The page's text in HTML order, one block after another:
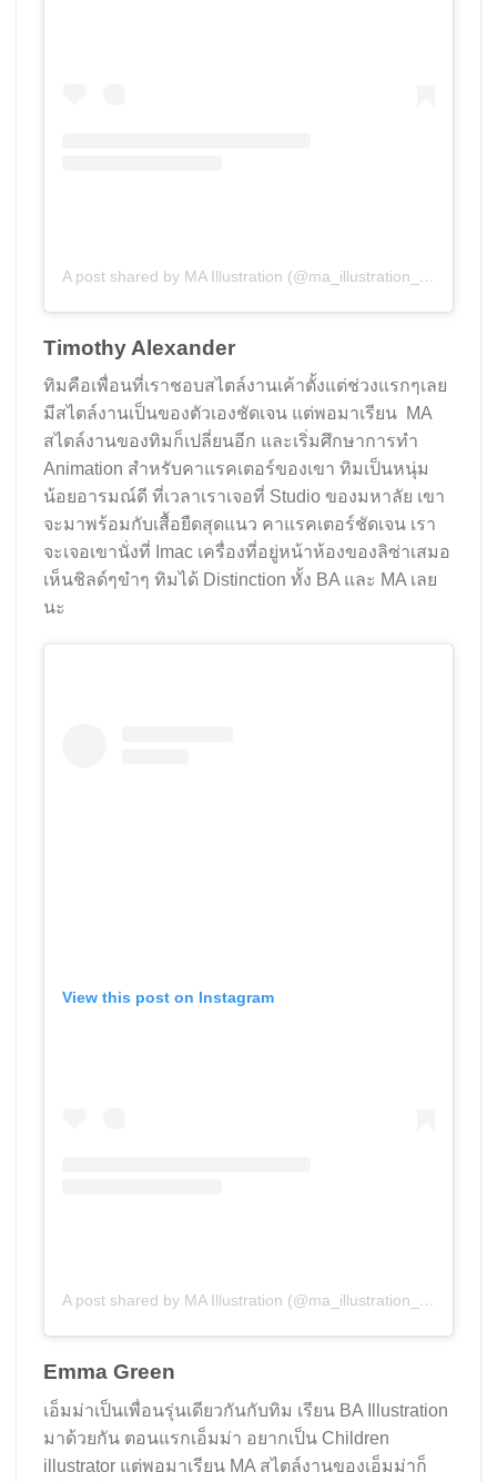
A post shared by MA Illustration (@ma_illustration_aub)
Timothy Alexander
ทิมคือเพื่อนที่เราชอบสไตล์งานเค้าตั้งแต่ช่วงแรกๆเลย
มีสไตล์งานเป็นของตัวเองชัดเจน แต่พอมาเรียน MA
สไตล์งานของทิมก็เปลี่ยนอีก และเริ่มศึกษาการทำ
Animation สำหรับคาแรคเตอร์ของเขา ทิมเป็นหนุ่ม
น้อยอารมณ์ดี ที่เวลาเราเจอที่ Studio ของมหาลัย เขา
จะมาพร้อมกับเสื้อยืดสุดแนว คาแรคเตอร์ชัดเจน เรา
จะเจอเขานั่งที่ Imac เครื่องที่อยู่หน้าห้องของลิซ่าเสมอ
เห็นชิลด์ๆขำๆ ทิมได้ Distinction ทั้ง BA และ MA เลย
นะ
View this post on Instagram
A post shared by MA Illustration (@ma_illustration_aub)
Emma Green
เอ็มม่าเป็นเพื่อนรุ่นเดียวกันกับทิม เรียน BA Illustration
มาด้วยกัน ตอนแรกเอ็มม่า อยากเป็น Children
illustrator แต่พอมาเรียน MA สไตล์งานของเอ็มม่าก็